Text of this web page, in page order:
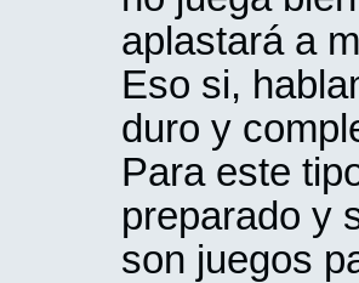
aplastará a
Eso si,
duro y
Para este
preparado y
son juegos